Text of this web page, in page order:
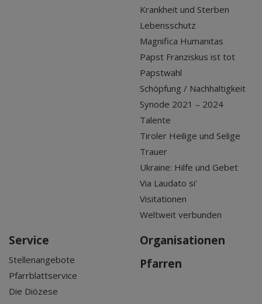
Krankheit und Sterben
Lebensschutz
Magnifica Humanitas
Papst Franziskus ist tot
Papstwahl
Schöpfung / Nachhaltigkeit
Synode 2021 – 2024
Talente
Tiroler Heilige und Selige
Trauer
Ukraine: Hilfe und Gebet
Via Laudato si'
Visitationen
Weltweit verbunden
Service
Stellenangebote
Pfarrblattservice
Die Diözese
Organisationen
Pfarren